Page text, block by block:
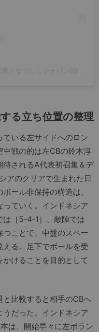
る立ち位置の整理
いる左サイドへのロン
中戦の的は左CBの鈴木淳
されるA代表初召集＆デ
アのクリアで生まれた日
ール非保持の構造は、
ていく。インドネシア
は［5-4-1］、敵陣では
つことで、中盤のスペー
る。足下でボールを受
けることを目的として
比較すると相手のCBへ
だった。インドネシア
は、開始早々に左ボラン